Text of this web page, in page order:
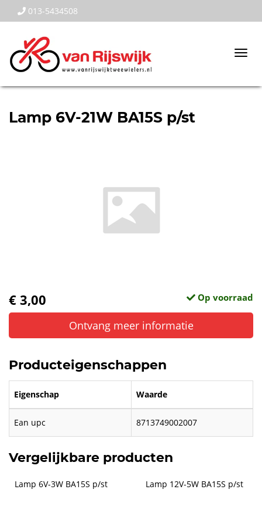
013-5434508
Lamp 6V-21W BA15S p/st
€ 3,00 Op voorraad
Ontvang meer informatie
Producteigenschappen
Eigenschap Waarde
Ean upc 8713749002007
Vergelijkbare producten
Lamp 6V-3W BA15S p/st Lamp 12V-5W BA15S p/st